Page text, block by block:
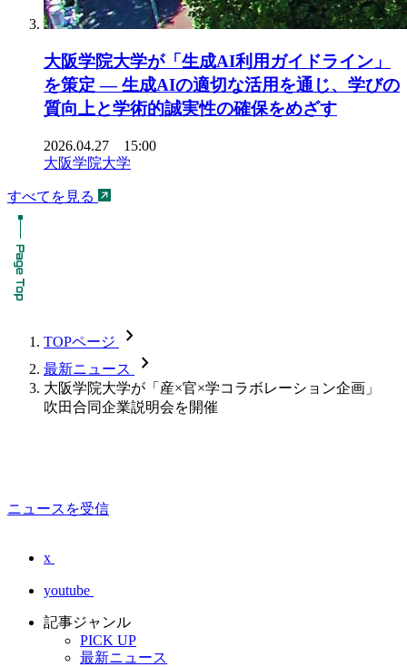
大阪学院大学が「生成AI利用ガイドライン」
を策定 ― 生成AIの適切な活用を通じ、学びの
質向上と学術的誠実性の確保をめざす
2026.04.27 15:00
大阪学院大学
すべてを見る
TOPページ chevron_forward
最新ニュース chevron_forward
大阪学院大学が「産×官×学コラボレーション企画」
吹田合同企業説明会を開催
ニュースを受信
x
youtube
記事ジャンル
PICK UP
最新ニュース